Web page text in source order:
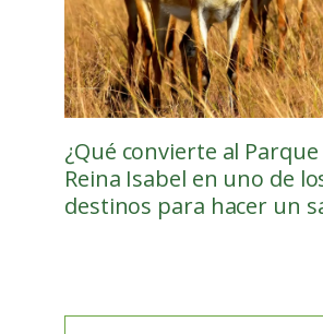
¿Qué convierte al
Reina Isabel en uno de
destinos para hacer un